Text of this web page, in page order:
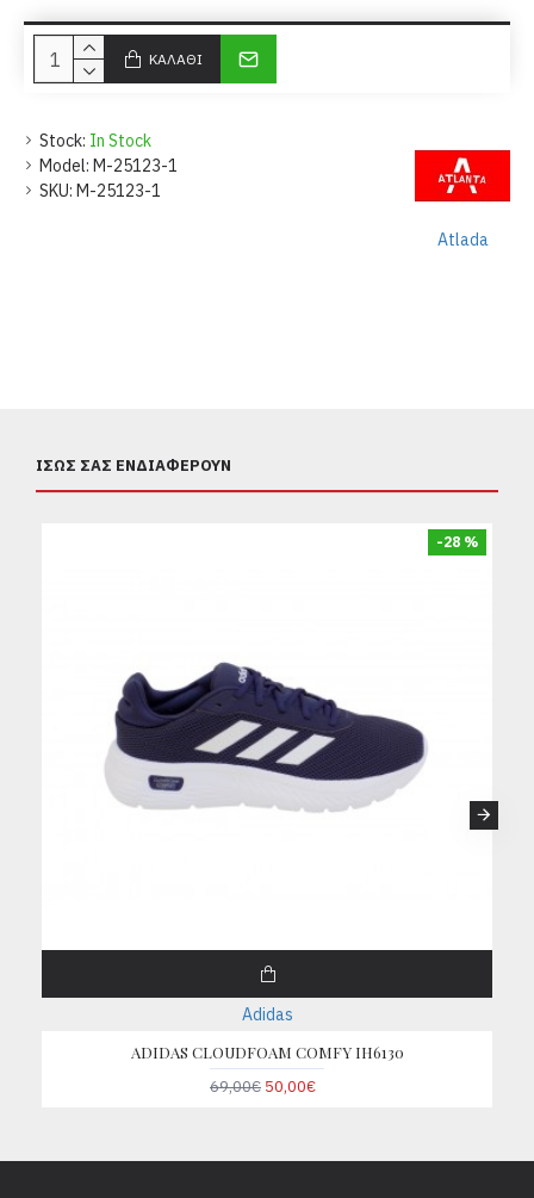
Stock: In Stock
Model: M-25123-1
SKU: M-25123-1
Atlada
ΚΑΛΆΘΙ
ΊΣΩΣ ΣΑΣ ΕΝΔΙΑΦΈΡΟΥΝ
-28 %
Adidas
ADIDAS CLOUDFOAM COMFY IH6130
69,00€ 50,00€